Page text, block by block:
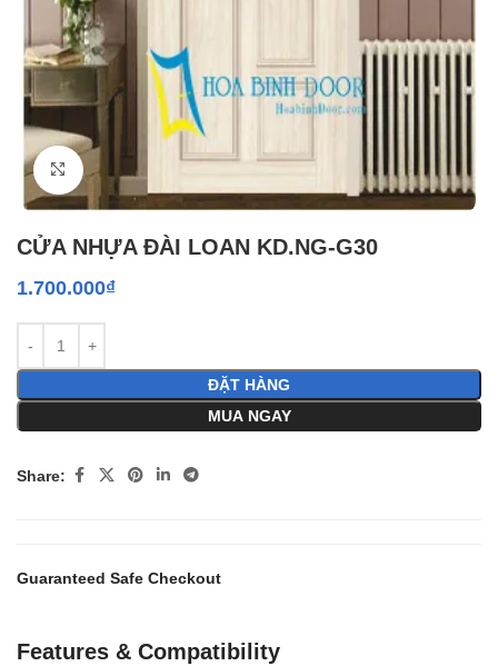
Click to enlarge
CỬA NHỰA ĐÀI LOAN KD.NG-G30
1.700.000₫
ĐẶT HÀNG
MUA NGAY
Share:
Guaranteed Safe Checkout
Features & Compatibility